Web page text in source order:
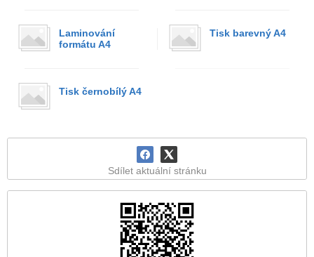
Laminování
formátu A4
Tisk barevný A4
Tisk černobílý A4
Sdílet aktuální stránku